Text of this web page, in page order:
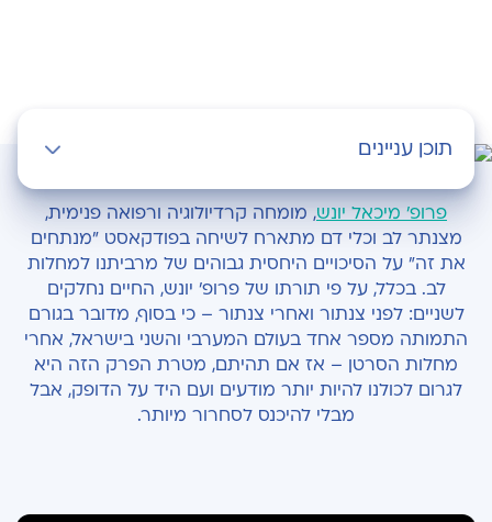
תוכן עניינים
מי בכלל נחשבים צעירים בעולם הקרדיולוגיה?
אפשר לקבל התקף לב בגיל 30 ומשהו?
טרשת עורקים אצל צעירים
אילו גורמי סיכון למחלה אמורים להדליק לנו נורת
אזהרה?
סט הבדיקות הרצוי
מה לגבי שעונים חכמים?
פרופ’ מיכאל יונש, מומחה קרדיולוגיה ורפואה פנימית,
מצנתר לב וכלי דם מתארח לשיחה בפודקאסט "מנתחים
את זה" על הסיכויים היחסית גבוהים של מרביתנו למחלות
לב. בכלל, על פי תורתו של פרופ' יונש, החיים נחלקים
לשניים: לפני צנתור ואחרי צנתור – כי בסוף, מדובר בגורם
התמותה מספר אחד בעולם המערבי והשני בישראל, אחרי
מחלות הסרטן – אז אם תהיתם, מטרת הפרק הזה היא
לגרום לכולנו להיות יותר מודעים ועם היד על הדופק, אבל
מבלי להיכנס לסחרור מיותר.